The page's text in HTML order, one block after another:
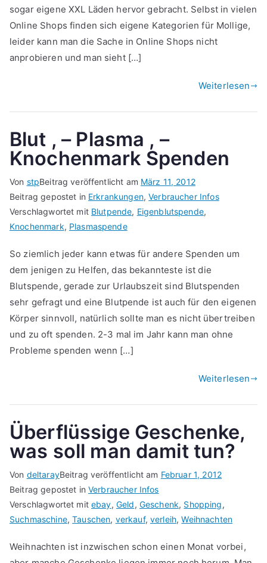
sogar eigene XXL Läden hervor gebracht. Selbst in vielen
Online Shops finden sich eigene Kategorien für Mollige,
leider kann man die Sache in Online Shops nicht
anprobieren und man sieht […]
Weiterlesen
Blut , – Plasma , –
Knochenmark Spenden
Von stpBeitrag veröffentlicht am März 11, 2012
Beitrag gepostet in Erkrankungen,Verbraucher Infos
Verschlagwortet mit Blutpende, Eigenblutspende,
Knochenmark, Plasmaspende
So ziemlich jeder kann etwas für andere Spenden um
dem jenigen zu Helfen, das bekannteste ist die
Blutspende, gerade zur Urlaubszeit sind Blutspenden
sehr gefragt und eine Blutpende ist auch für den eigenen
Körper sinnvoll, natürlich sollte man es nicht übertreiben
und zu oft spenden. 2-3 mal im Jahr kann man ohne
Probleme spenden wenn […]
Weiterlesen
Überflüssige Geschenke,
was soll man damit tun?
Von deltarayBeitrag veröffentlicht am Februar 1, 2012
Beitrag gepostet inVerbraucher Infos
Verschlagwortet mitebay, Geld, Geschenk, Shopping,
Suchmaschine,Tauschen, verkauf,verleih,Weihnachten
Weihnachten ist inzwischen schon einen Monat vorbei,